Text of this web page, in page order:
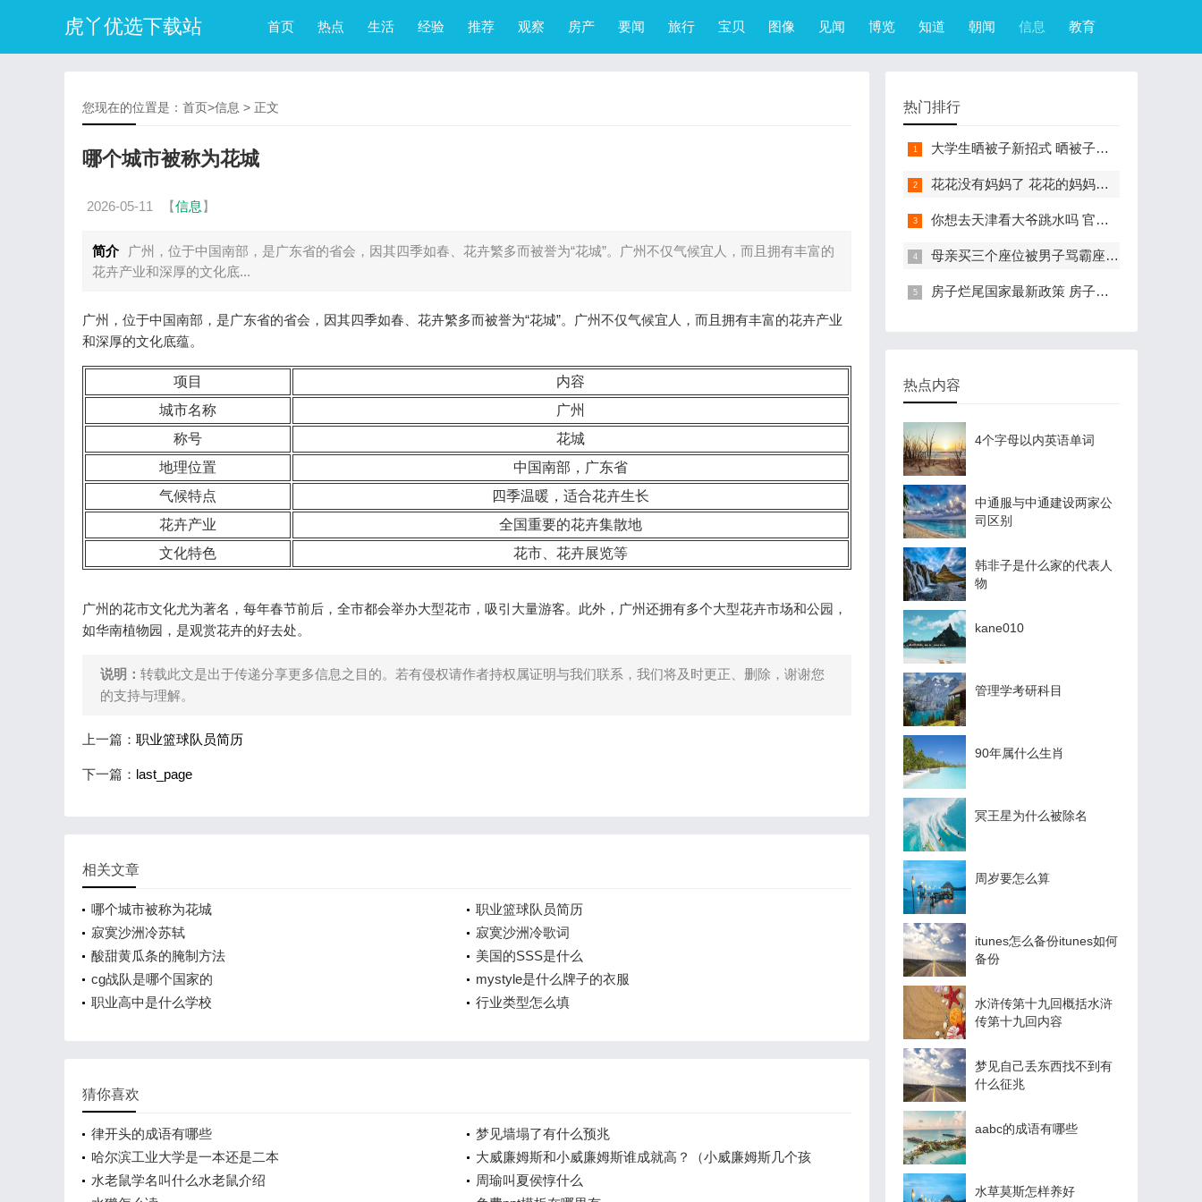
虎丫优选下载站 首页 热点 生活 经验 推荐 观察 房产 要闻 旅行 宝贝 图像 见闻 博览 知道 朝闻 信息 教育
您现在的位置是： 首页>信息 > 正文
哪个城市被称为花城
2026-05-11 【信息 】
简介
广州，位于中国南部，是广东省的省会，因其四季如春、花卉繁多而被誉为“花城”。广州不仅气候宜人，而且拥有丰富的
花卉产业和深厚的文化底...
广州，位于中国南部，是广东省的省会，因其四季如春、花卉繁多而被誉为“花城”。广州不仅气候宜人，而且拥有丰富的花卉产业
和深厚的文化底蕴。
项目
内容
城市名称
广州
称号
花城
地理位置
中国南部，广东省
气候特点
四季温暖，适合花卉生长
花卉产业
全国重要的花卉集散地
文化特色
花市、花卉展览等
广州的花市文化尤为著名，每年春节前后，全市都会举办大型花市，吸引大量游客。此外，广州还拥有多个大型花卉市场和公园，
如华南植物园，是观赏花卉的好去处。
说明： 转载此文是出于传递分享更多信息之目的。若有侵权请作者持权属证明与我们联系，我们将及时更正、删除，谢谢您
的支持与理解。
上一篇： 职业篮球队员简历
下一篇： last_page
相关文章
哪个城市被称为花城
职业篮球队员简历
寂寞沙洲冷苏轼
寂寞沙洲冷歌词
酸甜黄瓜条的腌制方法
美国的SSS是什么
cg战队是哪个国家的
mystyle是什么牌子的衣服
职业高中是什么学校
行业类型怎么填
猜你喜欢
律开头的成语有哪些
梦见墙塌了有什么预兆
哈尔滨工业大学是一本还是二本
大威廉姆斯和小威廉姆斯谁成就高？（小威廉姆斯几个孩
子？）
水老鼠学名叫什么水老鼠介绍
周瑜叫夏侯惇什么
热门排行
大学生晒被子新招式 晒被子新花样实在太机智
花花没有妈妈了 花花的妈妈是哪只大熊猫
你想去天津看大爷跳水吗 官方回应天津大爷跳水成打卡点
母亲买三个座位被男子骂霸座 女子买3个座位被无座大爷骂哭怎么回事
房子烂尾国家最新政策 房子烂尾了该找哪个部门解决?
热点内容
4个字母以内英语单词
中通服与中通建设两家公
司区别
韩非子是什么家的代表人
物
kane010
管理学考研科目
90年属什么生肖
冥王星为什么被除名
周岁要怎么算
itunes怎么备份itunes如何
备份
水浒传第十九回概括水浒
传第十九回内容
梦见自己丢东西找不到有
什么征兆
aabc的成语有哪些
水草莫斯怎样养好